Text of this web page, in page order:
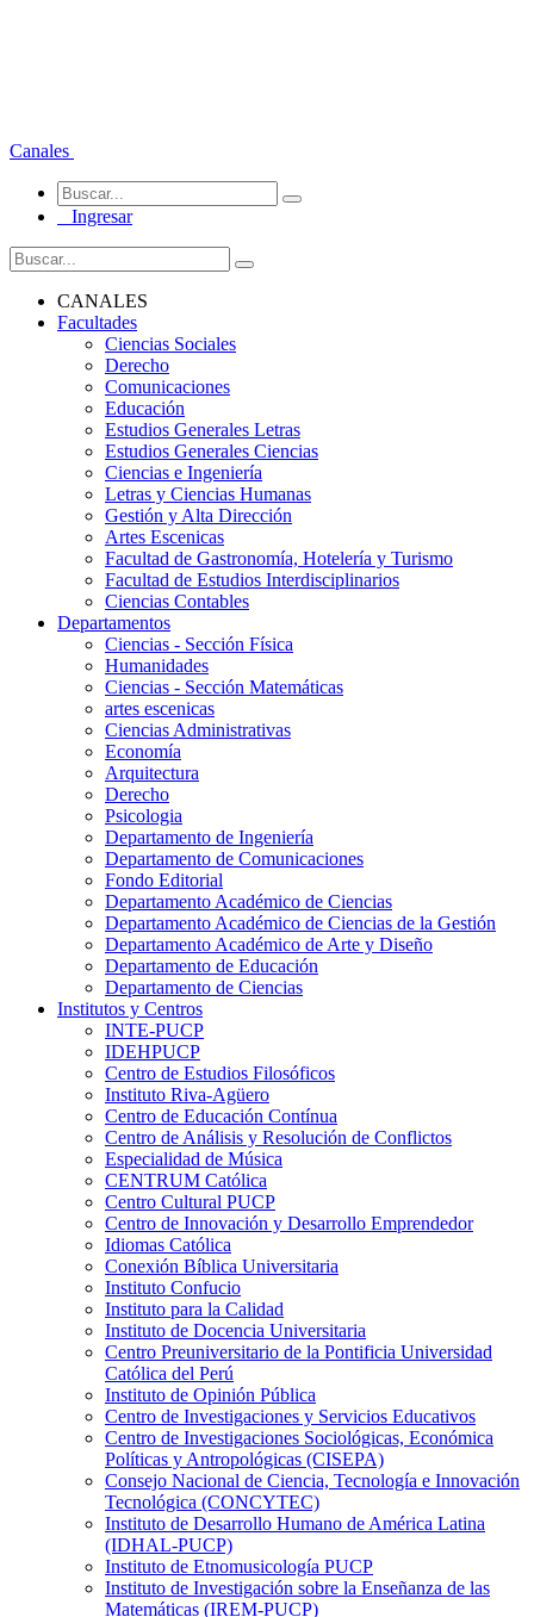
Canales
Ingresar
CANALES
Facultades
Ciencias Sociales
Derecho
Comunicaciones
Educación
Estudios Generales Letras
Estudios Generales Ciencias
Ciencias e Ingeniería
Letras y Ciencias Humanas
Gestión y Alta Dirección
Artes Escenicas
Facultad de Gastronomía, Hotelería y Turismo
Facultad de Estudios Interdisciplinarios
Ciencias Contables
Departamentos
Ciencias - Sección Física
Humanidades
Ciencias - Sección Matemáticas
artes escenicas
Ciencias Administrativas
Economía
Arquitectura
Derecho
Psicologia
Departamento de Ingeniería
Departamento de Comunicaciones
Fondo Editorial
Departamento Académico de Ciencias
Departamento Académico de Ciencias de la Gestión
Departamento Académico de Arte y Diseño
Departamento de Educación
Departamento de Ciencias
Institutos y Centros
INTE-PUCP
IDEHPUCP
Centro de Estudios Filosóficos
Instituto Riva-Agüero
Centro de Educación Contínua
Centro de Análisis y Resolución de Conflictos
Especialidad de Música
CENTRUM Católica
Centro Cultural PUCP
Centro de Innovación y Desarrollo Emprendedor
Idiomas Católica
Conexión Bíblica Universitaria
Instituto Confucio
Instituto para la Calidad
Instituto de Docencia Universitaria
Centro Preuniversitario de la Pontificia Universidad
Católica del Perú
Instituto de Opinión Pública
Centro de Investigaciones y Servicios Educativos
Centro de Investigaciones Sociológicas, Económica
Políticas y Antropológicas (CISEPA)
Consejo Nacional de Ciencia, Tecnología e Innovación
Tecnológica (CONCYTEC)
Instituto de Desarrollo Humano de América Latina
(IDHAL-PUCP)
Instituto de Etnomusicología PUCP
Instituto de Investigación sobre la Enseñanza de las
Matemáticas (IREM-PUCP)